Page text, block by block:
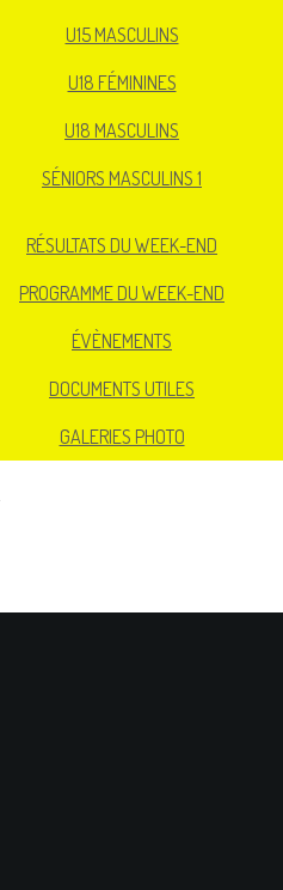
U15 MASCULINS
U18 FÉMININES
U18 MASCULINS
SÉNIORS MASCULINS 1
RÉSULTATS DU WEEK-END
PROGRAMME DU WEEK-END
ÉVÈNEMENTS
DOCUMENTS UTILES
GALERIES PHOTO